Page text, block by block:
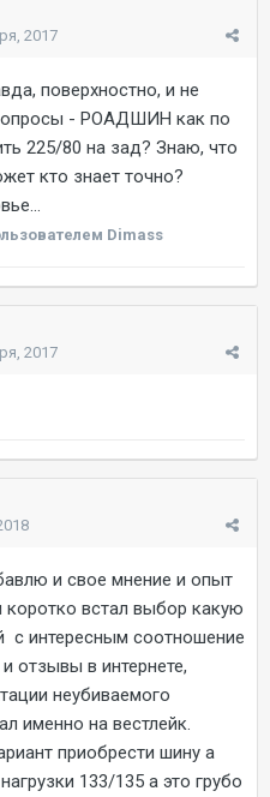
2017
поверхностно, и не
- РОАДШИН как по
225/80 на зад? Знаю, что
кто знает точно?
Dimass
2017
и свое мнение и опыт
коротко встал выбор какую
с интересным соотношение
отзывы в интернете,
неубиваемого
именно на вестлейк.
приобрести шину а
133/135 а это грубо